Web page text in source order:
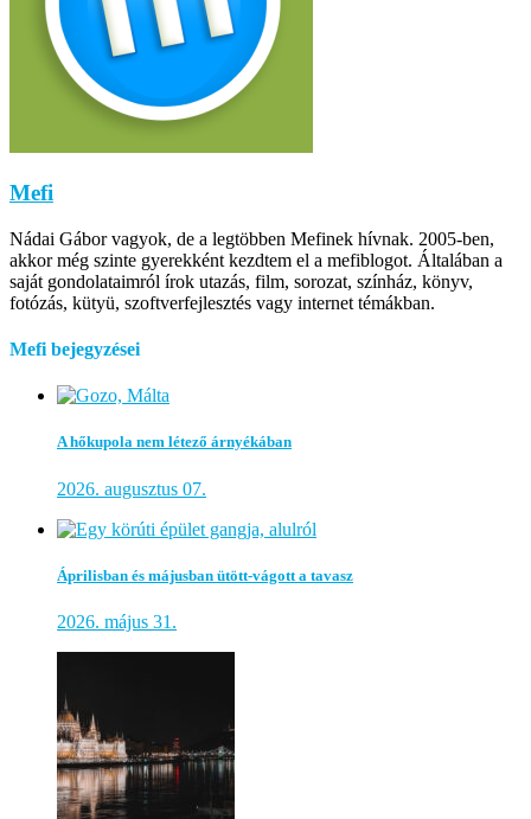
Mefi
Nádai Gábor vagyok, de a legtöbben Mefinek hívnak. 2005-ben,
akkor még szinte gyerekként kezdtem el a mefiblogot. Általában a
saját gondolataimról írok utazás, film, sorozat, színház, könyv,
fotózás, kütyü, szoftverfejlesztés vagy internet témákban.
Mefi bejegyzései
A hőkupola nem létező árnyékában
2026. augusztus 07.
Áprilisban és májusban ütött-vágott a tavasz
2026. május 31.